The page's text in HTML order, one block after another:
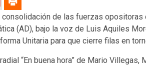
consolidación de las fuerzas
(AD), bajo la voz de Luis Aquiles
Unitaria para que cierre filas en
“En buena hora” de Mario